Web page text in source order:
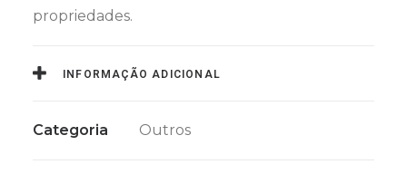
propriedades.
INFORMAÇÃO ADICIONAL
Categoria Outros